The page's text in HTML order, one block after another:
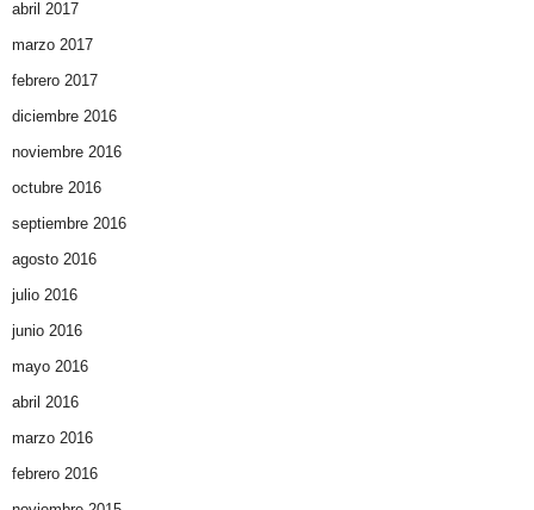
abril 2017
marzo 2017
febrero 2017
diciembre 2016
noviembre 2016
octubre 2016
septiembre 2016
agosto 2016
julio 2016
junio 2016
mayo 2016
abril 2016
marzo 2016
febrero 2016